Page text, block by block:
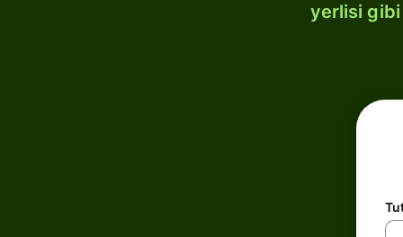
yerlisi gibi